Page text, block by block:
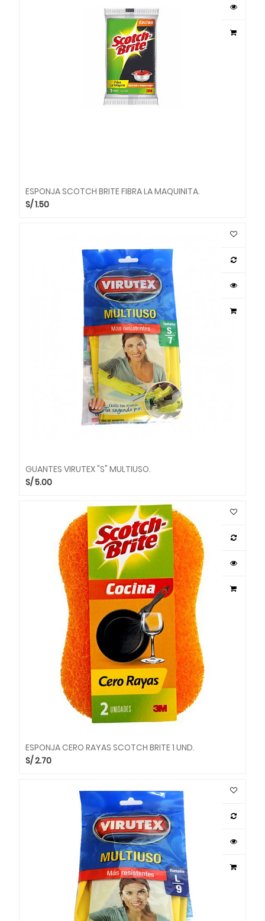
ESPONJA SCOTCH BRITE FIBRA LA MAQUINITA.
S/1.50
GUANTES VIRUTEX "S" MULTIUSO.
S/5.00
ESPONJA CERO RAYAS SCOTCH BRITE 1 UND.
S/2.70